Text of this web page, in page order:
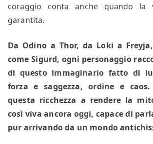
coraggio conta anche quando
garantita.
Da Odino a Thor, da Loki a
come Sigurd, ogni personaggio
di questo immaginario fatto di
forza e saggezza, ordine e
questa ricchezza a rendere la
così viva ancora oggi, capace di
pur arrivando da un mondo